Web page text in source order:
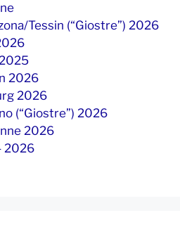
Tessin (“Giostre”) 2026
2026
2026
(“Giostre”) 2026
2026
2026